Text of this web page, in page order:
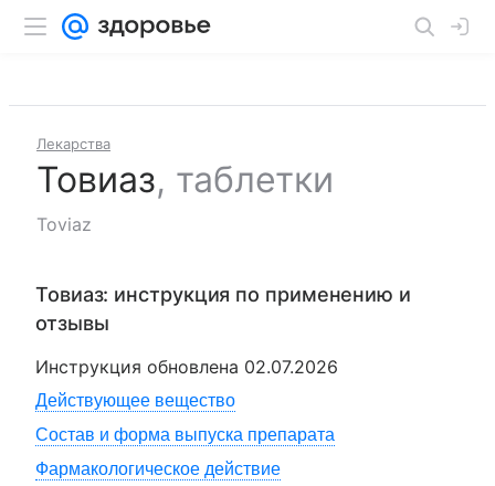
Лекарства
Товиаз, таблетки
Toviaz
Товиаз: инструкция по применению и
отзывы
Инструкция обновлена 02.07.2026
Действующее вещество
Состав и форма выпуска препарата
Фармакологическое действие